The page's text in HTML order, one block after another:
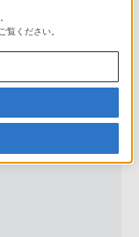
います。対象の
よりお問い合わ
覧ください。